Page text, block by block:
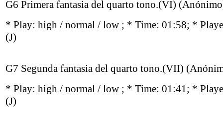
G6 Primera fantasia del quarto tono.(VI)
* Play: high / normal / low ; * Time: 01:58; *
(J)
G7 Segunda fantasia del quarto tono.(VII)
* Play: high / normal / low ; * Time: 01:41; *
(J)